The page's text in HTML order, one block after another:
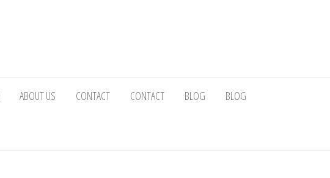
ABOUT US CONTACT CONTACT BLOG BLOG